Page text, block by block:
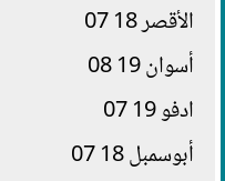
الأقصر 18 07
أسوان 19 08
ادفو 19 07
أبوسمبل 18 07